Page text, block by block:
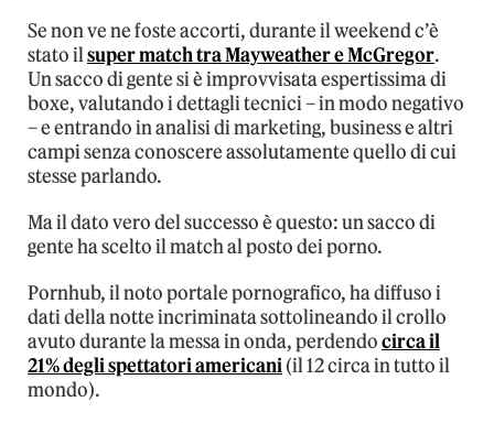
Se non ve ne foste accorti, durante il weekend c’è
stato ilsuper match tra Mayweather e McGregor.
Un sacco di gente si è improvvisata espertissima di
boxe, valutando i dettagli tecnici – in modo negativo
– e entrando in analisi di marketing, business e altri
campi senza conoscere assolutamente quello di cui
stesse parlando.
Ma il dato vero del successo è questo: un sacco di
gente ha scelto il match al posto dei porno.
Pornhub, il noto portale pornografico, ha diffuso i
dati della notte incriminata sottolineando il crollo
avuto durante la messa in onda, perdendocirca il
21% degli spettatori americani(il 12 circa in tutto il
mondo).